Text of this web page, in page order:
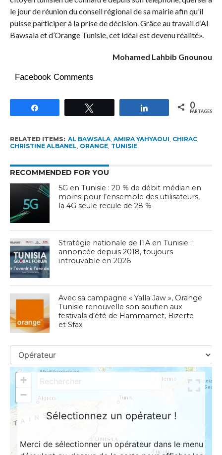
le jour de réunion du conseil régional de sa mairie afin qu’il
puisse participer à la prise de décision. Grâce au travail d’Al
Bawsala et d’Orange Tunisie, cet idéal est devenu réalité».
Mohamed Lahbib Gnounou
Facebook Comments
Partagez 0
PARTAGES
RELATED ITEMS: AL BAWSALA, AMIRA YAHYAOUI, CHIRAC,
CHRISTINE ALBANEL, ORANGE, TUNISIE
RECOMMENDED FOR YOU
5G en Tunisie : 20 % de débit médian en
moins pour l’ensemble des utilisateurs,
la 4G seule recule de 28 %
Stratégie nationale de l’IA en Tunisie :
annoncée depuis 2018, toujours
introuvable en 2026
Avec sa campagne « Yalla Jaw », Orange
Tunisie renouvelle son soutien aux
festivals d’été de Hammamet, Bizerte
et Sfax